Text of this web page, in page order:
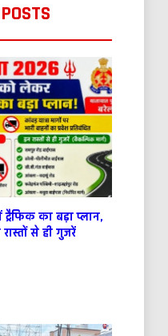
का बड़ा प्लान,
से ही गुजरें